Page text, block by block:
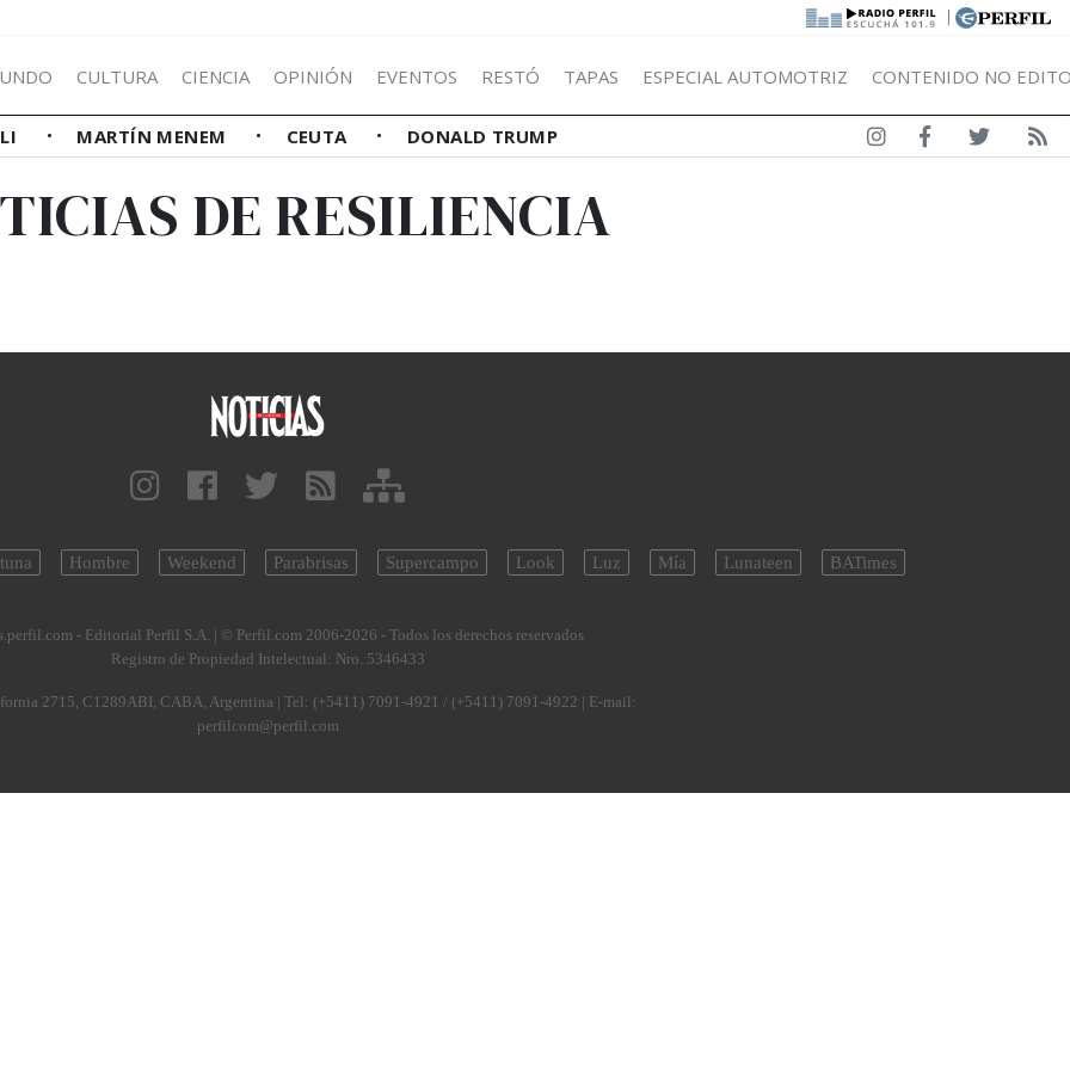
|
CULTURA CIENCIA OPINIÓN EVENTOS RESTÓ TAPAS ESPECIAL AUTOMOTRIZ CONTENIDO NO
MARTÍN MENEM CEUTA DONALD TRUMP
DE RESILIENCIA
Hombre Weekend Parabrisas Supercampo Look Luz Mía Lunateen BATimes
- Editorial Perfil S.A. | © Perfil.com 2006-2026 - Todos los derechos reservados
Registro de Propiedad Intelectual: Nro. 5346433
2715, C1289ABI, CABA, Argentina | Tel: (+5411) 7091-4921 / (+5411) 7091-4922 | E-mail:
perfilcom@perfil.com